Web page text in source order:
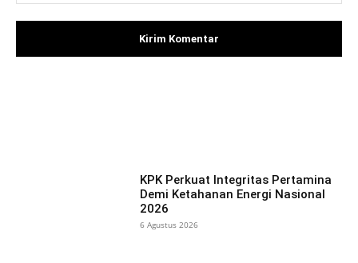
KPK Perkuat Integritas Pertamina
Demi Ketahanan Energi Nasional
2026
6 Agustus 2026